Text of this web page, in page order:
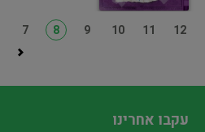
7 8 9 10 11 12
עקבו אחרינו